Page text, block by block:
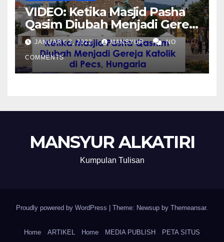
VIDEO: Ketika Masjid Pasha
Qasim Diubah Menjadi Gereja
Katolik di Pecs, Hungaria
JANUARY 3, 2022 MANSYUR NO
COMMENTS
MANSYUR ALKATIRI
Kumpulan Tulisan
Proudly powered by WordPress Theme: Newsup by Themeansar.
Home ARTIKEL Home MEDIA PUBLISH PETA SITUS